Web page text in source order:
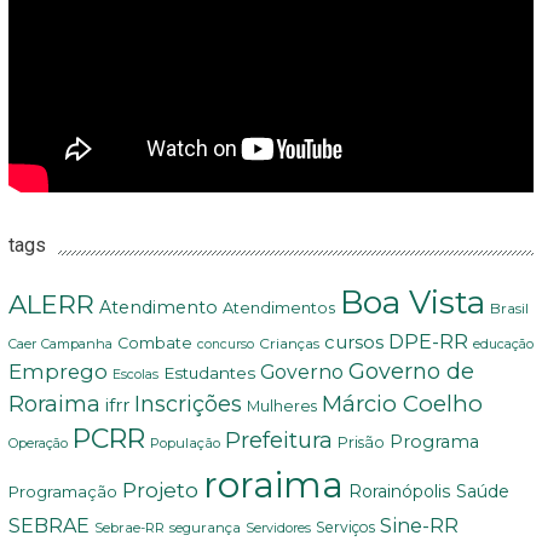
tags
ALERR Atendimento Atendimentos Boa Vista Brasil
Caer Campanha Combate concurso Crianças cursos DPE-RR educação
Emprego Escolas Estudantes Governo Governo de
Roraima ifrr Inscrições Mulheres Márcio Coelho
Operação PCRR População Prefeitura Prisão Programa
Programação Projeto roraima Rorainópolis Saúde
SEBRAE Sebrae-RR segurança Servidores Serviços Sine-RR